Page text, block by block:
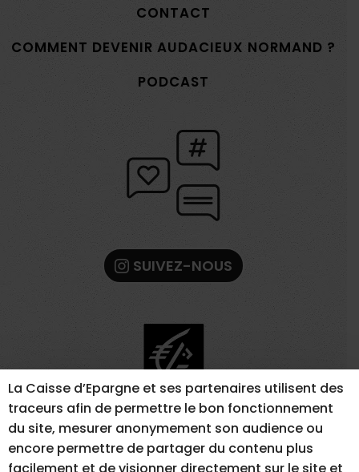
CONTACT
COMMENT DEVENIR AUDACIEUX NORMAND ?
PODCAST
SUIVEZ-NOUS
La Caisse d’Epargne et ses partenaires utilisent des
traceurs afin de permettre le bon fonctionnement
du site, mesurer anonymement son audience ou
encore permettre de partager du contenu plus